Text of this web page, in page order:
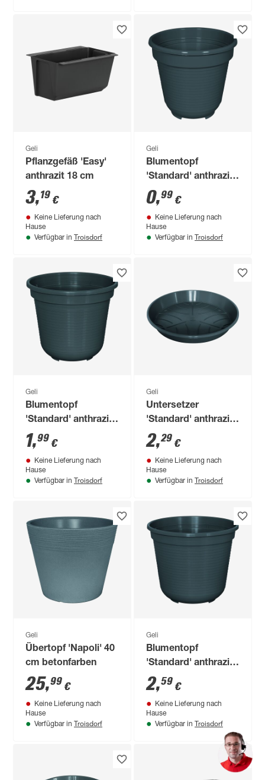
Geli
Pflanzgefäß 'Easy'
anthrazit 18 cm
3,19 €
Keine Lieferung nach
Hause
Verfügbar in Troisdorf
Geli
Blumentopf
'Standard' anthrazit
Ø 8 cm
0,99 €
Keine Lieferung nach
Hause
Verfügbar in Troisdorf
Geli
Blumentopf
'Standard' anthrazit
Ø 16 cm
1,99 €
Keine Lieferung nach
Hause
Verfügbar in Troisdorf
Geli
Untersetzer
'Standard' anthrazit
Ø 21 cm
2,29 €
Keine Lieferung nach
Hause
Verfügbar in Troisdorf
Geli
Übertopf 'Napoli' 40
cm betonfarben
25,99 €
Keine Lieferung nach
Hause
Verfügbar in Troisdorf
Geli
Blumentopf
'Standard' anthrazit
Ø 18 cm
2,59 €
Keine Lieferung nach
Hause
Verfügbar in Troisdorf